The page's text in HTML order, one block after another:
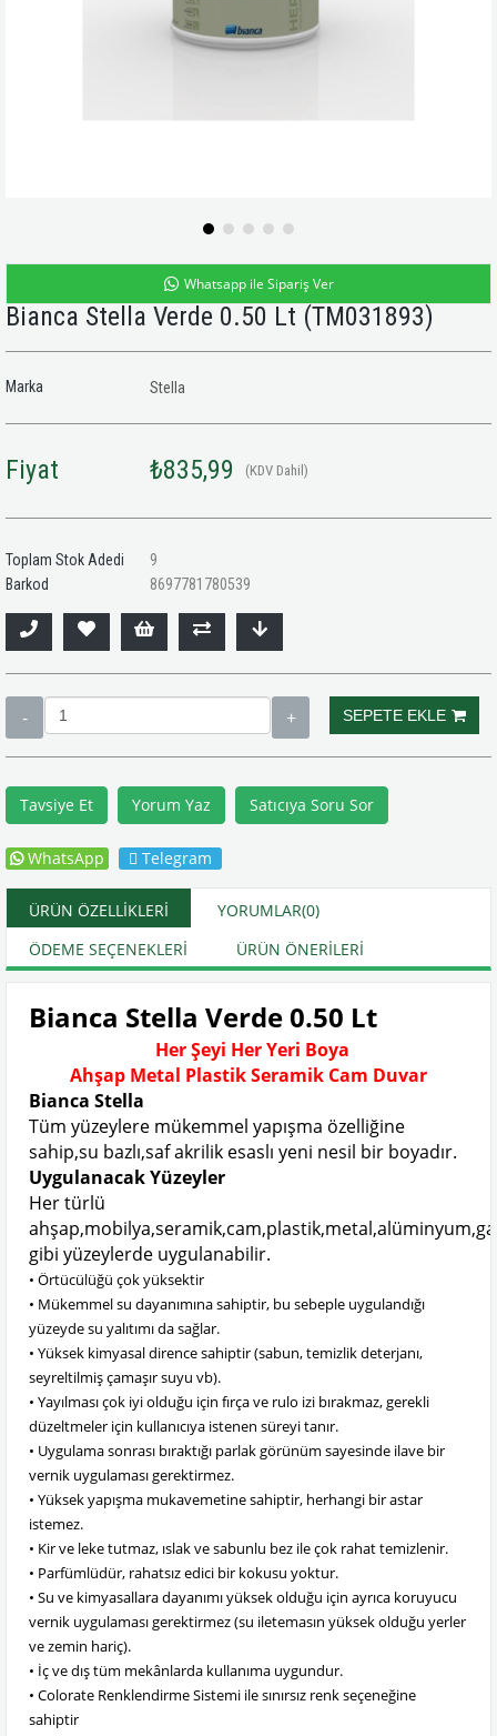
Whatsapp ile Sipariş Ver
Bianca Stella Verde 0.50 Lt (TM031893)
Marka Stella
Fiyat ₺835,99 (KDV Dahil)
Toplam Stok Adedi
9
Barkod
8697781780539
Tavsiye Et Yorum Yaz Satıcıya Soru Sor
WhatsApp Telegram
ÜRÜN ÖZELLIKLERI YORUMLAR(0)
ÖDEME SEÇENEKLERI
ÜRÜN ÖNERILERI
Bianca Stella Verde 0.50 Lt
Her Şeyi Her Yeri Boya
Ahşap Metal Plastik Seramik Cam Duvar
Bianca Stella
Tüm yüzeylere mükemmel yapışma özelliğine
sahip,su bazlı,saf akrilik esaslı yeni nesil bir boyadır.
Uygulanacak Yüzeyler
Her türlü
gibi yüzeylerde uygulanabilir.
• Örtücülüğü çok yüksektir
• Mükemmel su dayanımına sahiptir, bu sebeple uygulandığı
yüzeyde su yalıtımı da sağlar.
• Yüksek kimyasal dirence sahiptir (sabun, temizlik deterjanı,
seyreltilmiş çamaşır suyu vb).
• Yayılması çok iyi olduğu için fırça ve rulo izi bırakmaz, gerekli
düzeltmeler için kullanıcıya istenen süreyi tanır.
• Uygulama sonrası bıraktığı parlak görünüm sayesinde ilave bir
vernik uygulaması gerektirmez.
• Yüksek yapışma mukavemetine sahiptir, herhangi bir astar
istemez.
• Kir ve leke tutmaz, ıslak ve sabunlu bez ile çok rahat temizlenir.
• Parfümlüdür, rahatsız edici bir kokusu yoktur.
• Su ve kimyasallara dayanımı yüksek olduğu için ayrıca koruyucu
vernik uygulaması gerektirmez (su iletemasın yüksek olduğu yerler
ve zemin hariç).
• İç ve dış tüm mekânlarda kullanıma uygundur.
• Colorate Renklendirme Sistemi ile sınırsız renk seçeneğine
sahiptir